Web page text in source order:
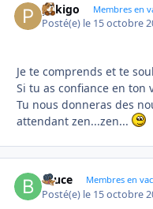
pekigo Membres en
Posté(e) le 15 octobre
Je te comprends et te
Si tu as confiance en ton
Tu nous donneras des
attendant zen...zen...
Bruce Membres en
Posté(e) le 15 octobre